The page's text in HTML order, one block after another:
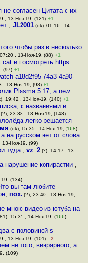
не согласен Цитата с их
, 13-Ноя-19, (121) +1
,JL2001 (ok), 01:16 , 14-
чтобы раз в несколько
, 13-Ноя-19, (88) +1
cat и посмотреть https
(97) +1
a18d2f95-74a3-4a90-
, 13-Ноя-19, (98) +1
Plasma 5 17, a new
19:42 , 13-Ноя-19, (140) +1
с названиями и
(?), 23:38 , 13-Ноя-19, (148)
легко решается
(ok), 15:35 , 14-Ноя-19, (168)
на русском нет от слова
13-Ноя-19, (99)
туда , vz_2(?), 14:17 , 13-
нарушение копирастии ,
(134)
вы там любите -
, пох. (?), 23:40 , 13-Ноя-19,
мною видео из ютуба на
15:31 , 14-Ноя-19, (166)
с половиной s
, 13-Ноя-19, (101) –2
не того, винрарного, а
(109)